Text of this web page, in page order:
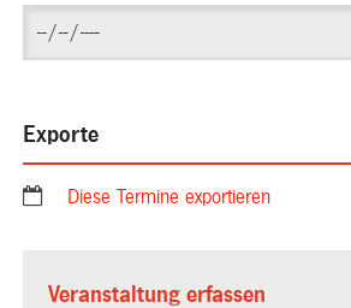
Exporte
Diese Termine exportieren
Veranstaltung erfassen